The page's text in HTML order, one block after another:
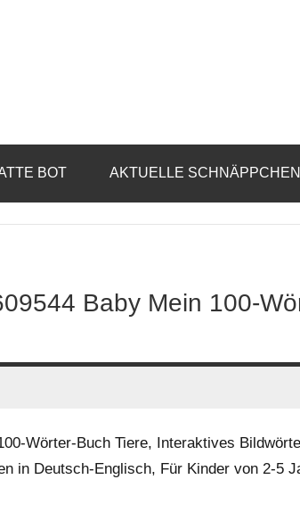
BOT AKTUELLE SCHNÄPPCHEN
Baby Mein 100-
Wörter-Buch Tiere, Interaktives
in Deutsch-Englisch, Für Kinder von 2-5